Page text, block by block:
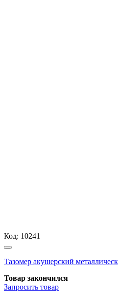
Код: 10241
Тазомер акушерский
Товар закончился
Запросить товар